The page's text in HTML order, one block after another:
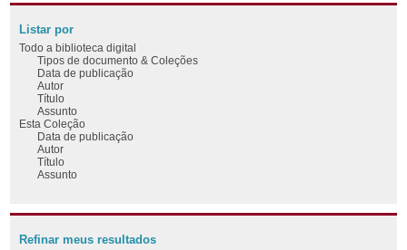
Listar por
Todo a biblioteca digital
Tipos de documento & Coleções
Data de publicação
Autor
Título
Assunto
Esta Coleção
Data de publicação
Autor
Título
Assunto
Refinar meus resultados